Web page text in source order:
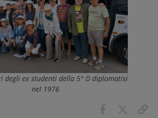
degli ex studenti della 5° D diplomatisi
nel 1976